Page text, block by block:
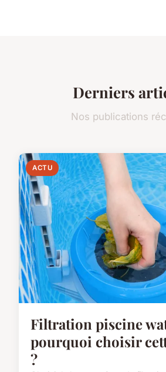
Derniers
Nos publications
ACTU
Filtration piscine
pourquoi choisir
?